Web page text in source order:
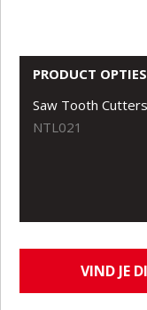
PRODUCT OPTIES
Saw Tooth
NTL021
VIND JE